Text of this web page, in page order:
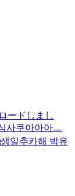
ードしまし
사쿠아아아ㅡ
생일추카해 박유